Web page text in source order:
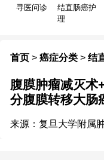
寻医问诊
结直肠癌护
理
首页 > 癌症分类 > 结
腹膜肿瘤减灭术
分腹膜转移大肠
来源： 复旦大学附属